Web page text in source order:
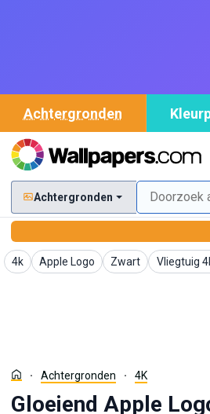
Achtergronden
Achtergronden
4k
Achtergronden
Apple Logo
AchtergrondenZwart
Achtergronden
Vliegtuig
Achtergronden 4K
Gloeiend Apple